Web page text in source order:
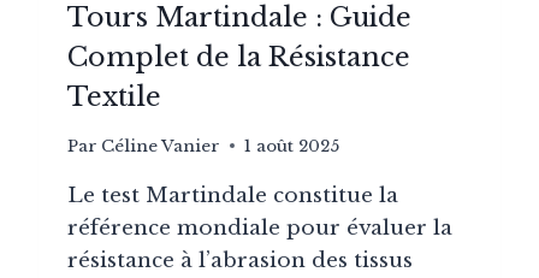
Tours Martindale : Guide
Complet de la Résistance
Textile
Par Céline Vanier 1 août 2025
Le test Martindale constitue la
référence mondiale pour évaluer la
résistance à l’abrasion des tissus